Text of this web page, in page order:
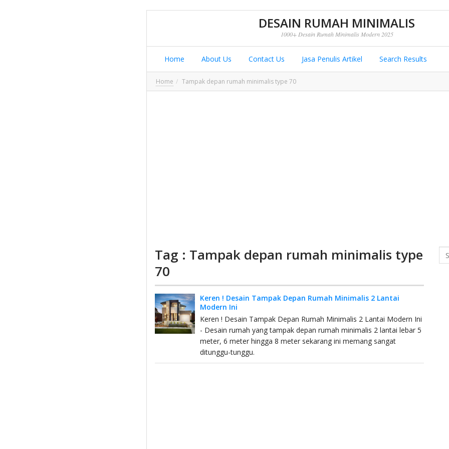
DESAIN RUMAH MINIMALIS
1000+ Desain Rumah Minimalis Modern 2025
Home About Us Contact Us Jasa Penulis Artikel Search Results
Home Tampak depan rumah minimalis type 70
Tag : Tampak depan rumah minimalis type
70
Keren ! Desain Tampak Depan Rumah Minimalis 2 Lantai
Modern Ini
Keren ! Desain Tampak Depan Rumah Minimalis 2 Lantai Modern Ini
- Desain rumah yang tampak depan rumah minimalis 2 lantai lebar 5
meter, 6 meter hingga 8 meter sekarang ini memang sangat
ditunggu-tunggu.